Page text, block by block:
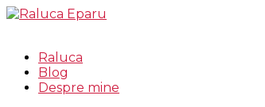
Raluca
Blog
Despre mine